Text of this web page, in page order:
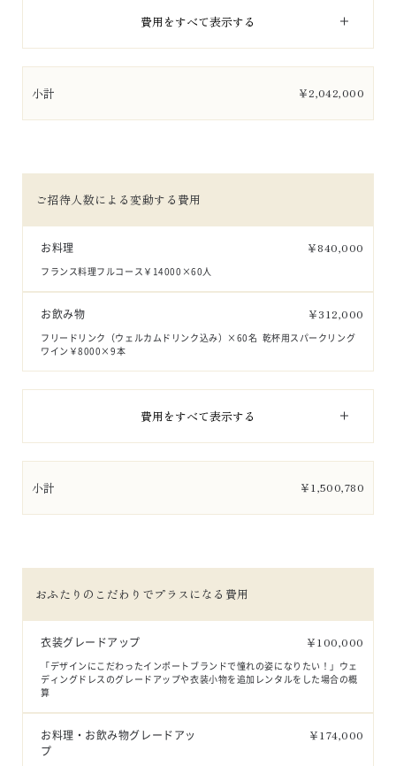
費用をすべて表示する
小計 ￥2,042,000
ご招待人数による変動する費用
お料理 ￥840,000
フランス料理フルコース￥14000×60人
お飲み物 ￥312,000
フリードリンク（ウェルカムドリンク込み）×60名  乾杯用スパークリング
ワイン￥8000×9本
費用をすべて表示する
小計 ￥1,500,780
おふたりのこだわりでプラスになる費用
衣装グレードアップ ￥100,000
「デザインにこだわったインポートブランドで憧れの姿になりたい！」ウェ
ディングドレスのグレードアップや衣装小物を追加レンタルをした場合の概
算
お料理・お飲み物グレードアッ
プ
￥174,000